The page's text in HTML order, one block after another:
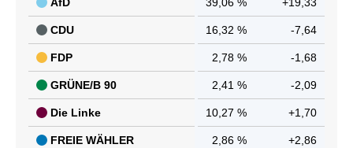
CDU 16,32 % -7,64
FDP 2,78 % -1,68
GRÜNE/B 90 2,41 % -2,09
Die Linke 10,27 % +1,70
FREIE WÄHLER 2,86 % +2,86